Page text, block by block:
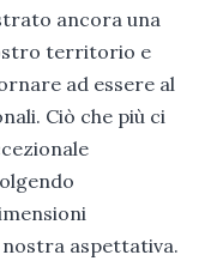
ancora una
territorio e
ad essere al
Ciò che più ci
aspettativa.